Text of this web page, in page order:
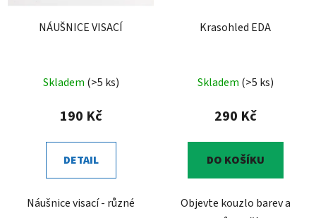
NÁUŠNICE VISACÍ
Skladem (>5 ks)
190 Kč
DETAIL
Náušnice visací - různé
Krasohled EDA
Skladem (>5 ks)
290 Kč
DO KOŠÍKU
Objevte kouzlo barev a